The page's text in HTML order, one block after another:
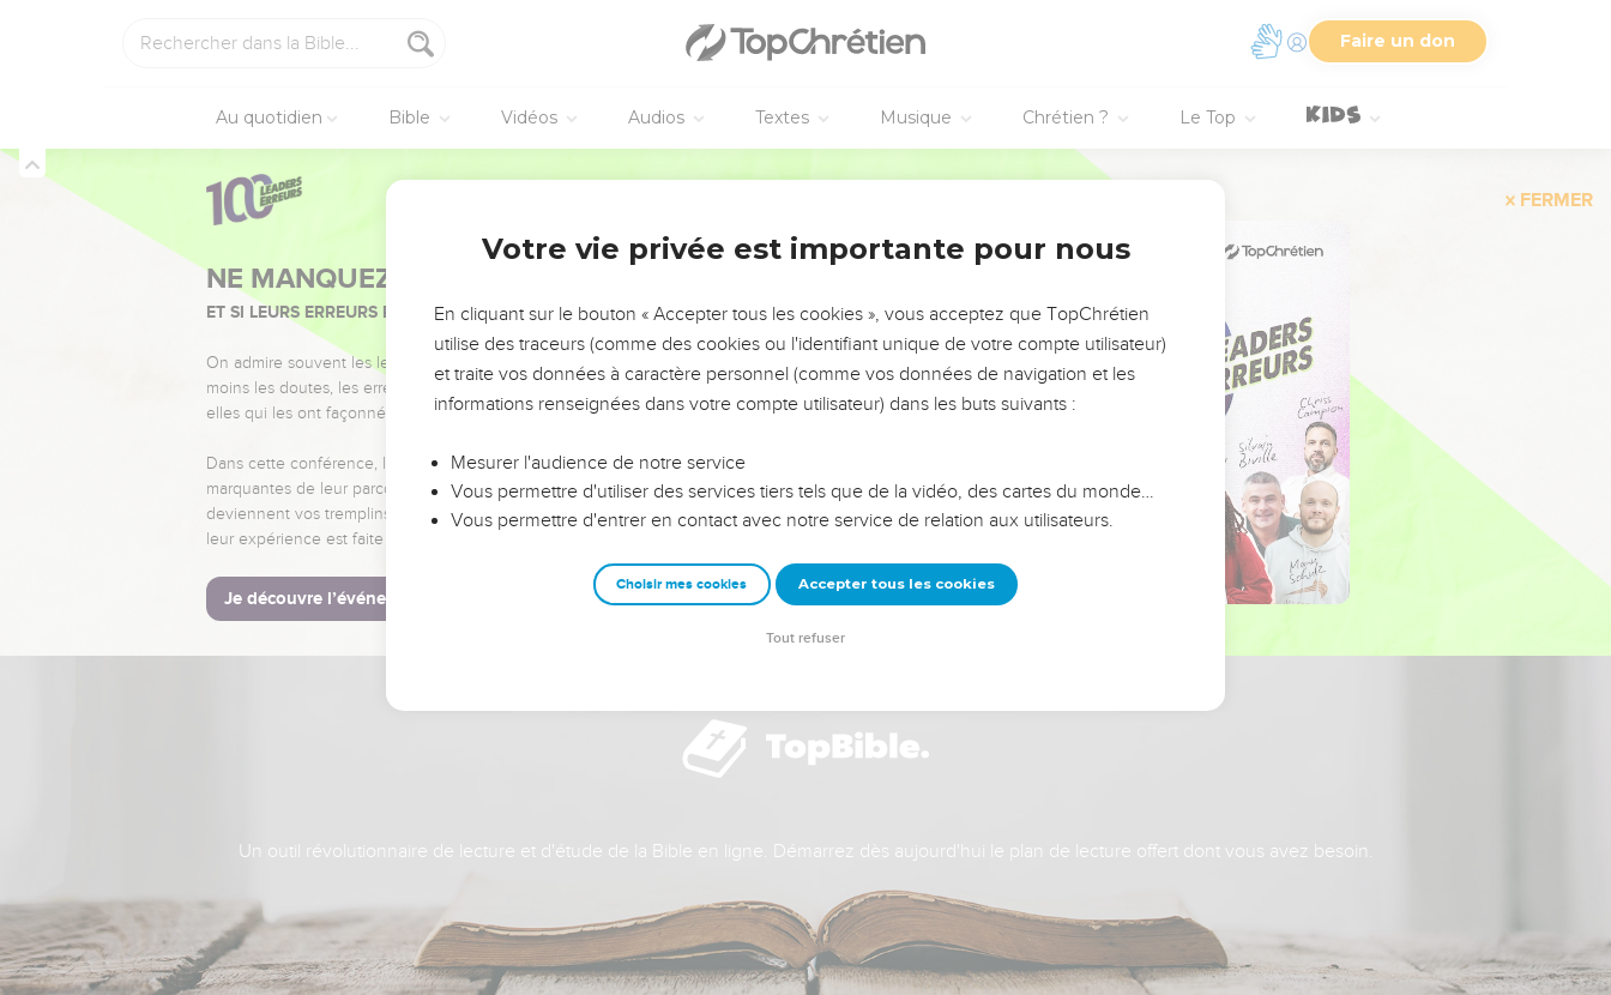
Faire un don
Au quotidien Bible Vidéos Audios Textes Musique Chrétien ? Le Top
FERMER
NE MANQUEZ PAS L’ÉVÉNEMENT DE L’ANNÉE !
ET SI LEURS ERREURS POUVAIENT VOUS ÉVITER LES VOTRES ?
On admire souvent les leaders pour leurs réussites, leur impact, leur foi ou leur vision. Mais on voit
moins les doutes, les erreurs et les saisons difficiles qu'ils ont traversés, alors même que ce sont
elles qui les ont façonnés.
Dans cette conférence, leaders, entrepreneurs, et responsables reviennent sur les erreurs
marquantes de leur parcours et les clés pour avancer avec plus de sagesse afin que leurs erreurs
deviennent vos tremplins. Que vous guidiez un ministère, une équipe, un groupe ou une famille,
leur expérience est faite pour vous.
Je découvre l’événement
Un outil révolutionnaire de lecture et d'étude de la Bible en ligne. Démarrez dès aujourd'hui le plan de lecture offert dont vous avez besoin.
Votre vie privée est importante pour nous
En cliquant sur le bouton « Accepter tous les cookies », vous acceptez que TopChrétien
utilise des traceurs (comme des cookies ou l'identifiant unique de votre compte utilisateur)
et traite vos données à caractère personnel (comme vos données de navigation et les
informations renseignées dans votre compte utilisateur) dans les buts suivants :
Mesurer l'audience de notre service
Vous permettre d'utiliser des services tiers tels que de la vidéo, des cartes du monde…
Vous permettre d'entrer en contact avec notre service de relation aux utilisateurs.
Choisir mes cookies Accepter tous les cookies
Tout refuser